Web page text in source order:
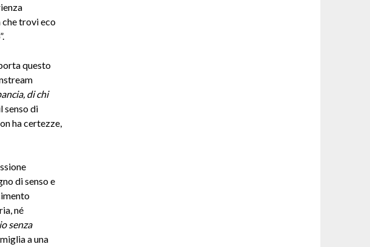
che trovi eco
questo
di chi
senso di
ha certezze,
di senso e
né
senza
a una